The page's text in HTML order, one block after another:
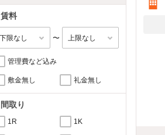
賃料
〜
管理費など込み
敷金無し 礼金無し
間取り
1R 1K